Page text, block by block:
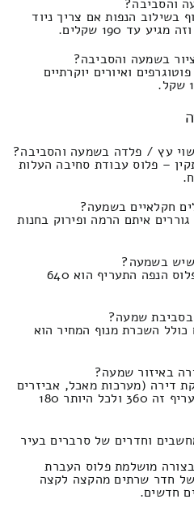
בשילוב הנפות אם צריך ניוד
בשמעה והסביבה?
ואיורים יוקרתיים
עץ / פלדה בשמעה והסביבה?
– פלוס עבודת סחיבה העלות
חקלאיים בשמעה?
איתם הרמה ופירוק בחנות
בשמעה?
מחירה של הובלה של אריחים פלוס הנפה התעריף הוא 640
שמעה?
השכרת מנוף המחיר הוא
באיזור שמעה?
דירה (מערכות מאכל, אביזרים
של בישול אהילים וכדומה) התעריף זה 360 ולכל היותר 180
וחדרים של סרברים בעיר
מושלמת פלוס העברת
חדר שרתים מהקצה לקצה